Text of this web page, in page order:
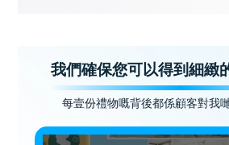
我們確保您可以得到細緻
每壹份禮物嘅背後都係顧客對我